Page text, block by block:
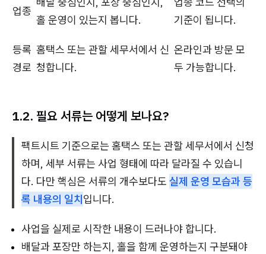
업종
홀 운영이 있는지 봅니다.
기준이 됩니다.
등록
경로
홈택스 또는 관할 세무서에서 신
청합니다.
온라인과 방문 모
두 가능합니다.
1.2. 필요 서류는 어떻게 보나요?
팩트시트 기준으로는 홈택스 또는 관할 세무서에서 신청
하며, 세부 서류는 사업 형태에 따라 달라질 수 있습니
다. 다만 핵심은 서류의 개수보다도 실제 운영 모습과 등
록 내용의 일치입니다.
사업을 실제로 시작한 내용이 드러나야 합니다.
배달과 포장만 하는지, 홀을 함께 운영하는지 구분돼야